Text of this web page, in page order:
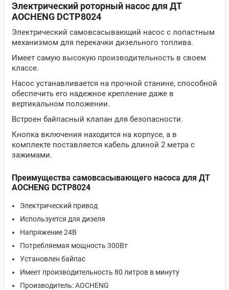
Электрический роторный насос для ДТ
AOCHENG DCTP8024
Электрический самовсасывающий насос с лопастным
механизмом для перекачки дизельного топлива.
Имеет самую высокую производительность в своем
классе.
Насос устанавливается на прочной станине, способной
обеспечить его надежное крепление даже в
вертикальном положении.
Встроен байпасный клапан для безопасности.
Кнопка включения находится на корпусе, а в
комплекте поставляется кабель длиной 2 метра с
зажимами.
Преимущества самовсасывающего насоса для ДТ
AOCHENG DCTP8024
Электрический привод
Используется для дизеля
Напряжение 24В
Потребляемая мощность 300Вт
Установлен байпас
Имеет производительность 80 литров в минуту
Производитель: AOCHENG